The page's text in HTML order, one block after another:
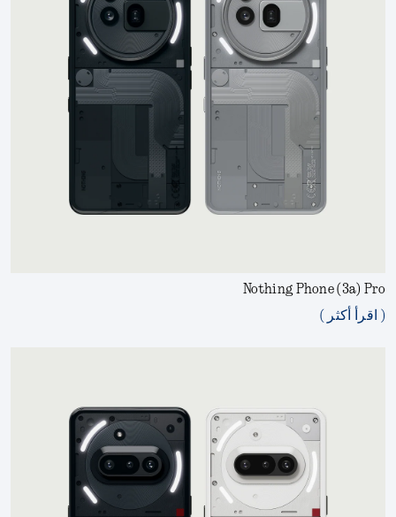
Nothing Phone (3a) Pro
( اقرأ أكثر )